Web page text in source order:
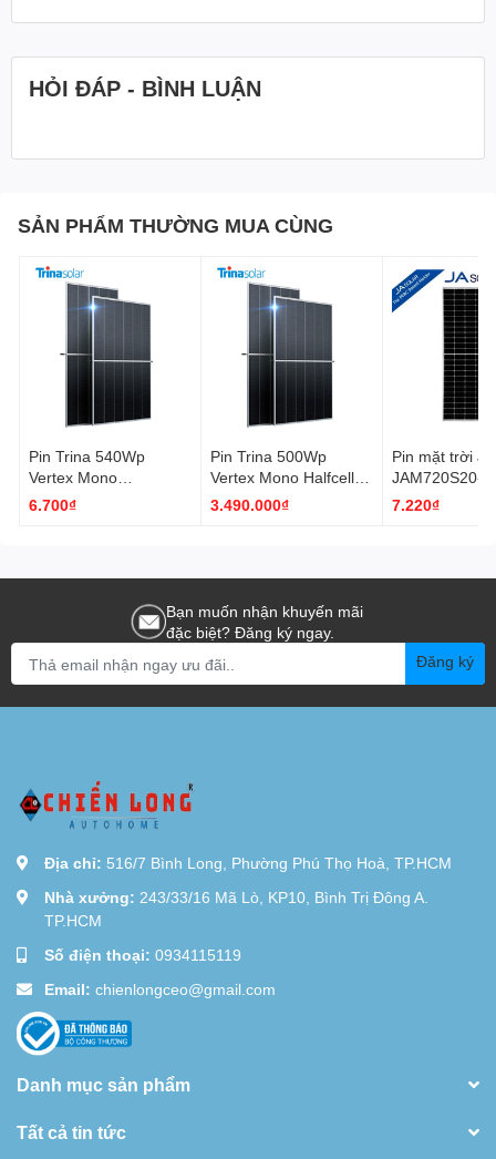
HỎI ĐÁP - BÌNH LUẬN
SẢN PHẨM THƯỜNG MUA CÙNG
Pin Trina 540Wp
Vertex Mono
Monocrystallin
6.700₫
Pin Trina 500Wp
Vertex Mono Halfcells
150 cells
3.490.000₫
Pin mặt trời
JAM720S20-
7.220₫
Bạn muốn nhận khuyến mãi
đặc biệt? Đăng ký ngay.
Đăng ký
Địa chỉ: 516/7 Bình Long, Phường Phú Thọ Hoà, TP.HCM
Nhà xưởng: 243/33/16 Mã Lò, KP10, Bình Trị Đông A.
TP.HCM
Số điện thoại: 0934115119
Email: chienlongceo@gmail.com
Danh mục sản phẩm
Tất cả tin tức